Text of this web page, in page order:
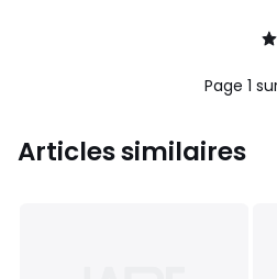
/
Page 1
Articles similaires